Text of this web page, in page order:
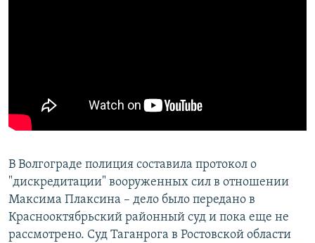
В Волгограде полиция составила протокол о
"дискредитации" вооруженных сил в отношении
Максима Плаксина – дело было передано в
Краснооктябрьский районный суд и пока еще не
рассмотрено. Суд Таганрога в Ростовской области